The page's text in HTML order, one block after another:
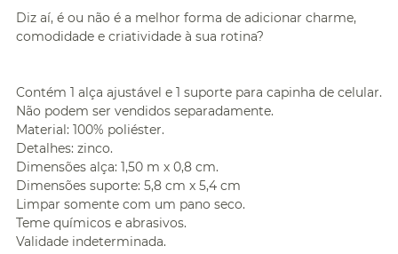
Diz aí, é ou não é a melhor forma de adicionar charme,
comodidade e criatividade à sua rotina?
Contém 1 alça ajustável e 1 suporte para capinha de celular.
Não podem ser vendidos separadamente.
Material: 100% poliéster.
Detalhes: zinco.
Dimensões alça: 1,50 m x 0,8 cm.
Dimensões suporte: 5,8 cm x 5,4 cm
Limpar somente com um pano seco.
Teme químicos e abrasivos.
Validade indeterminada.